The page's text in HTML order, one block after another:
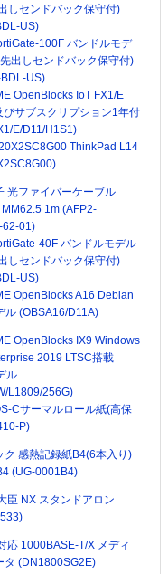
しセンドバック保守付)
US)
100F バンドルモデ
出しセンドバック保守付)
US)
OpenBlocks IoT FX1/E
びサブスクリプション1年付
E/D11/H1S1)
ThinkPad L14
光ファイバーケーブル
1m (AFP2-
62-01)
40F バンドルモデル
しセンドバック保守付)
US)
OpenBlocks A16 Debian
ル (OBSA16/D11A)
OpenBlocks IX9 Windows
2019 LTSC搭載
ル
L1809/256G)
Cサーマルロール紙(高保
P)
ク 感熱記録紙B4(6本入り)
(UG-0001B4)
臣 NX スタンドアロン
応 1000BASE-T/X メディ
タ (DN1800SG2E)